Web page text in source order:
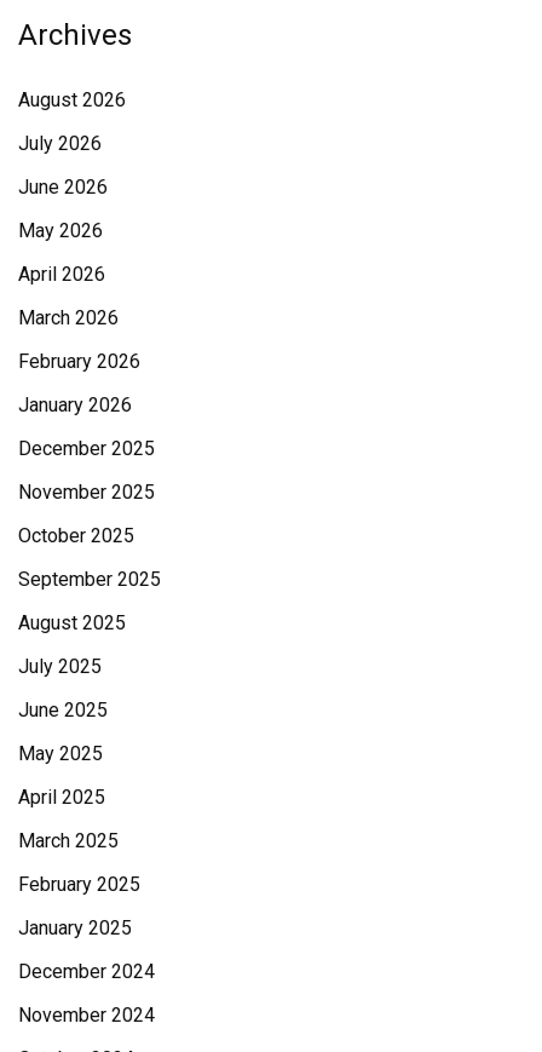
Archives
August 2026
July 2026
June 2026
May 2026
April 2026
March 2026
February 2026
January 2026
December 2025
November 2025
October 2025
September 2025
August 2025
July 2025
June 2025
May 2025
April 2025
March 2025
February 2025
January 2025
December 2024
November 2024